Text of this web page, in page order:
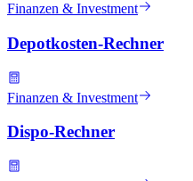
Finanzen & Investment
Depotkosten-Rechner
Finanzen & Investment
Dispo-Rechner